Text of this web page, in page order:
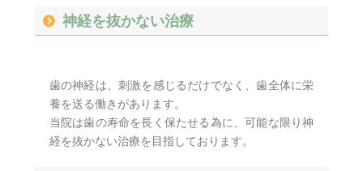
神経を抜かない治療
歯の神経は、刺激を感じるだけでなく、歯全体に栄
養を送る働きがあります。
当院は歯の寿命を長く保たせる為に、可能な限り神
経を抜かない治療を目指しております。